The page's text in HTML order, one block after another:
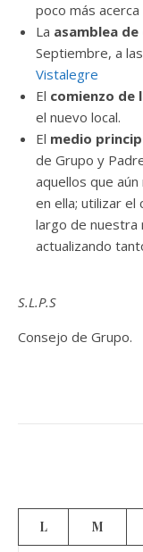
poco más
La asamblea
Septiembre, a
Vistalegre
El comienzo de
el nuevo local.
El medio
de Grupo y
aquellos que
en ella; utilizar el
largo de nuestra
actualizando
S.L.P.S
Consejo de Grupo.
L M